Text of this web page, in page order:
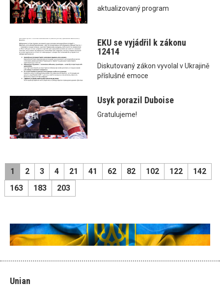
aktualizovaný program
EKU se vyjádřil k zákonu
12414
Diskutovaný zákon vyvolal v Ukrajině
příslušné emoce
Usyk porazil Duboise
Gratulujeme!
1 2 3 4 21 41 62 82 102 122
142
163
183 203
Unian